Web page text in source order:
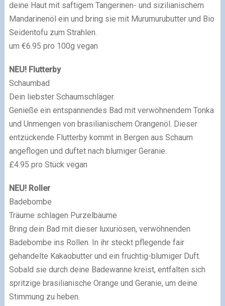
deine Haut mit saftigem Tangerinen- und sizilianischem
Mandarinenöl ein und bring sie mit Murumurubut­ter und Bio
Seidentofu zum Strahlen.
um €6.95 pro 100g vegan
NEU! Flutterby
Schaumbad
Dein liebster Schaumschläger.
Genieße ein entspannendes Bad mit verwöhnen­dem Tonka
und Unmengen von brasilianischem Orangenöl. Dieser
entzückende Flutterby kommt in Bergen aus Schaum
angeflogen und duftet nach blumiger Geranie.
£4.95 pro Stück vegan
NEU! Roller
Badebombe
Träume schlagen Purzelbäume
Bring dein Bad mit dieser luxuriösen, verwöhnenden
Badebombe ins Rollen. In ihr steckt pflegende fair
gehandelte Kakaobutter und ein fruchtig-blumiger Duft.
Sobald sie durch deine Badewanne kreist, entfalten sich
spritzige brasilianische Orange und Geranie, um deine
Stimmung zu heben.